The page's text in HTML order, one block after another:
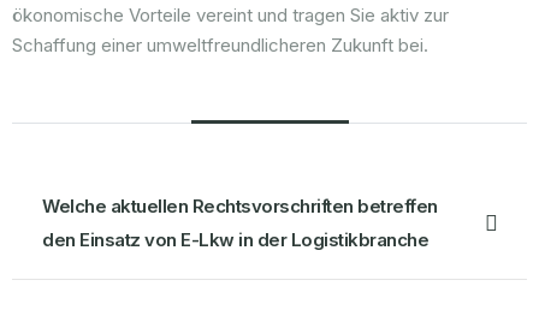
ökonomische Vorteile vereint und tragen Sie aktiv zur
Schaffung einer umweltfreundlicheren Zukunft bei.
Welche aktuellen Rechtsvorschriften betreffen
den Einsatz von E-Lkw in der Logistikbranche